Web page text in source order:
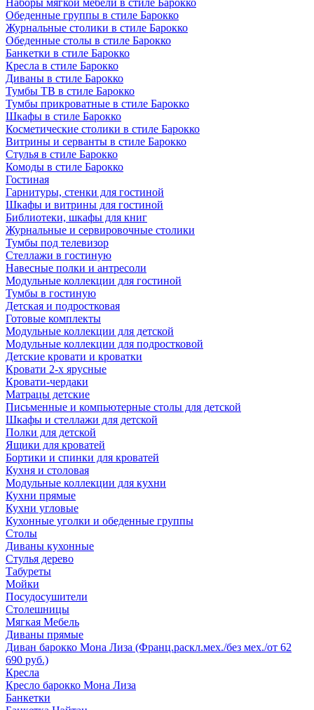
Наборы мягкой мебели в стиле Барокко
Обеденные группы в стиле Барокко
Журнальные столики в стиле Барокко
Обеденные столы в стиле Барокко
Банкетки в стиле Барокко
Кресла в стиле Барокко
Диваны в стиле Барокко
Тумбы ТВ в стиле Барокко
Тумбы прикроватные в стиле Барокко
Шкафы в стиле Барокко
Косметические столики в стиле Барокко
Витрины и серванты в стиле Барокко
Стулья в стиле Барокко
Комоды в стиле Барокко
Гостиная
Гарнитуры, стенки для гостиной
Шкафы и витрины для гостиной
Библиотеки, шкафы для книг
Журнальные и сервировочные столики
Тумбы под телевизор
Стеллажи в гостиную
Навесные полки и антресоли
Модульные коллекции для гостиной
Тумбы в гостиную
Детская и подростковая
Готовые комплекты
Модульные коллекции для детской
Модульные коллекции для подростковой
Детские кровати и кроватки
Кровати 2-х ярусные
Кровати-чердаки
Матрацы детские
Письменные и компьютерные столы для детской
Шкафы и стеллажи для детской
Полки для детской
Ящики для кроватей
Бортики и спинки для кроватей
Кухня и столовая
Модульные коллекции для кухни
Кухни прямые
Кухни угловые
Кухонные уголки и обеденные группы
Столы
Диваны кухонные
Стулья дерево
Табуреты
Мойки
Посудосушители
Столешницы
Мягкая Мебель
Диваны прямые
Диван барокко Мона Лиза (Франц.раскл.мех./без мех./от 62
690 руб.)
Кресла
Кресло барокко Мона Лиза
Банкетки